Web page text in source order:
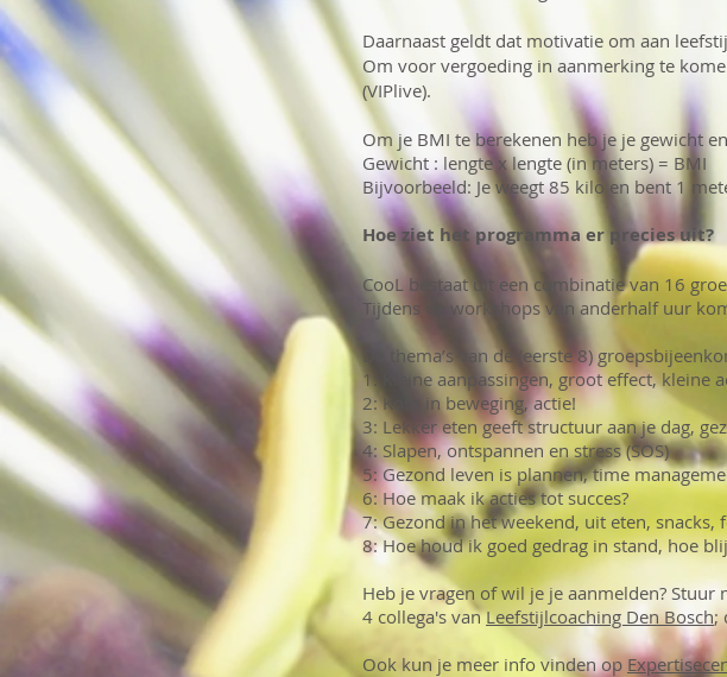
Daarnaast geldt dat motivatie om aan
Om voor vergoeding in aanmerking te
(VIPlive).
Om je BMI te berekenen heb je je gewicht
Gewicht : lengte x lengte (in meters) = BMI
Bijvoorbeeld: Je weegt 85 kilo en bent 1
Hoe ziet het programma er precies uit?
CooL bestaat uit een combinatie van 16
Tijdens de workshops van anderhalf uur
De thema’s van de (eerste 8)
1: Kleine aanpassingen, groot effect, kleine
2: Kom in beweging, actie!
3: Lekker eten geeft structuur aan je dag,
4: Slapen, ontspannen en stress (SOS)
5: Gezond leven is plannen, time
6: Hoe maak ik acties tot succes?
7: Gezond in het weekend, uit eten, snacks,
8: Hoe houd ik goed gedrag in stand, hoe
Heb je vragen of wil je je aanmelden? Stuur
4 collega's vanLeefstijlcoaching Den Bosch;
Ook kun je meer info vinden op